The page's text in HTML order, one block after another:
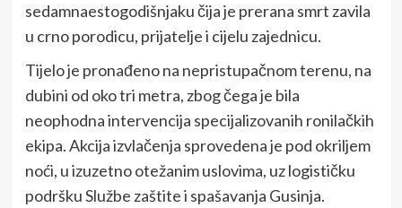
sedamnaestogodišnjaku čija je prerana smrt zavila
u crno porodicu, prijatelje i cijelu zajednicu.
Tijelo je pronađeno na nepristupačnom terenu, na
dubini od oko tri metra, zbog čega je bila
neophodna intervencija specijalizovanih ronilačkih
ekipa. Akcija izvlačenja sprovedena je pod okriljem
noći, u izuzetno otežanim uslovima, uz logističku
podršku Službe zaštite i spašavanja Gusinja.